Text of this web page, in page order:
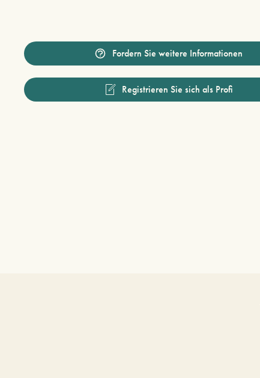
Fordern Sie weitere Informationen
Registrieren Sie sich als Profi